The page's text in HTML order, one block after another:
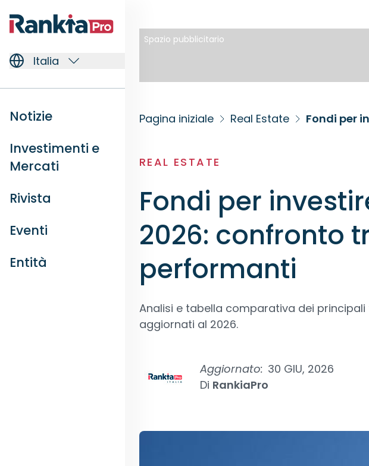
Italia
Notizie
Investimenti e
Mercati
Rivista
Eventi
Entità
Spazio pubblicitario
Pagina iniziale Real Estate Fondi per
REAL ESTATE
Fondi per
2026: confronto
performanti
Analisi e tabella comparativa dei
aggiornati al 2026.
Aggiornato: 30 GIU, 2026
Di RankiaPro